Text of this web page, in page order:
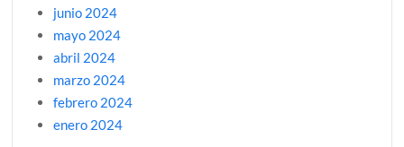
junio 2024
mayo 2024
abril 2024
marzo 2024
febrero 2024
enero 2024